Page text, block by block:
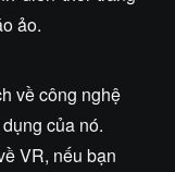
ảo.
về công nghệ
của nó.
VR, nếu bạn